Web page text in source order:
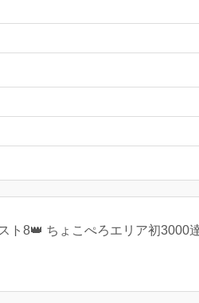
ト8👑 ちょこぺろエリア初3000